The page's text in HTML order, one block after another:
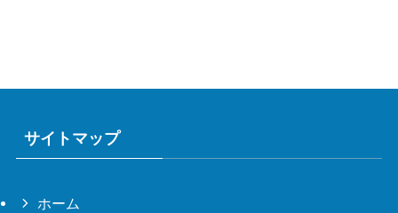
サイトマップ
ホーム